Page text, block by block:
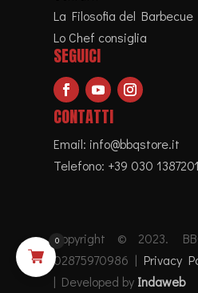
Privacy Policy
Cookies Policy
BBQ STORE
Chi siamo
Contatti
La Filosofia del Barbecue
Lo Chef consiglia
SEGUICI
Email:info@bbqstore.it
Telefono:
+39 030 13872011
0